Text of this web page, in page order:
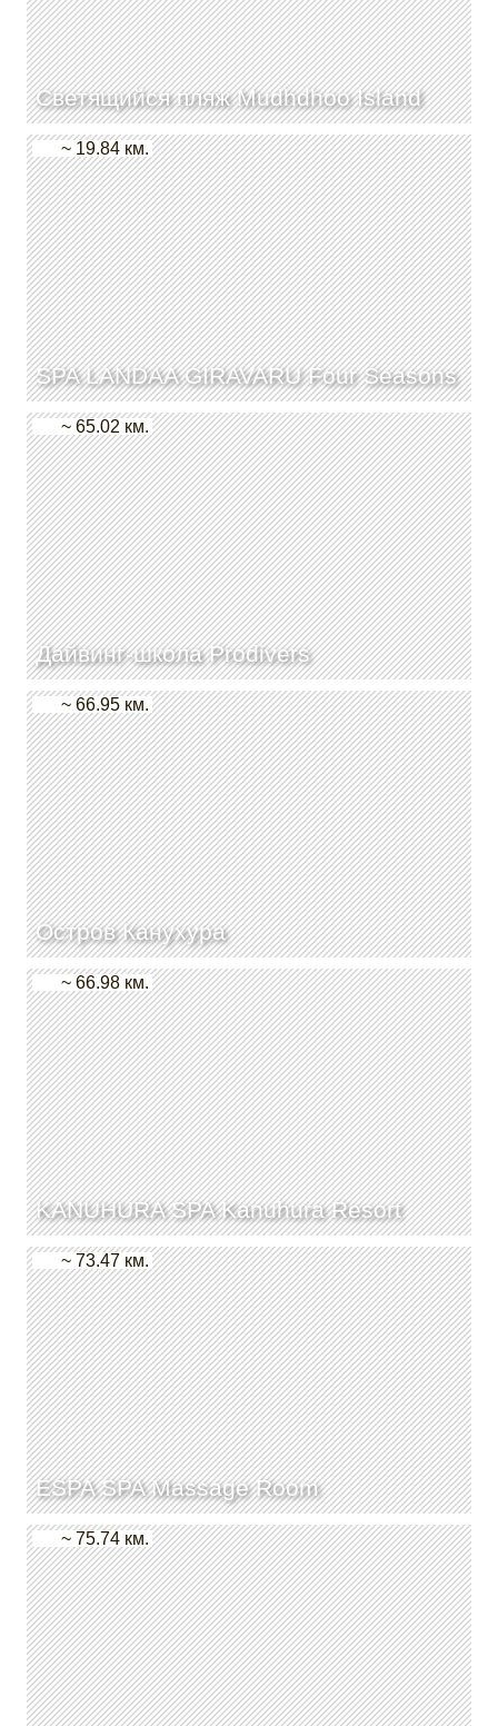
Светящийся пляж Mudhdhoo Island
SPA LANDAA GIRAVARU Four Seasons
~ 19.84 км.
Дайвинг-школа Prodivers
~ 65.02 км.
Остров Канухура
~ 66.95 км.
KANUHURA SPA Kanuhura Resort
~ 66.98 км.
ESPA SPA Massage Room
~ 73.47 км.
~ 75.74 км.